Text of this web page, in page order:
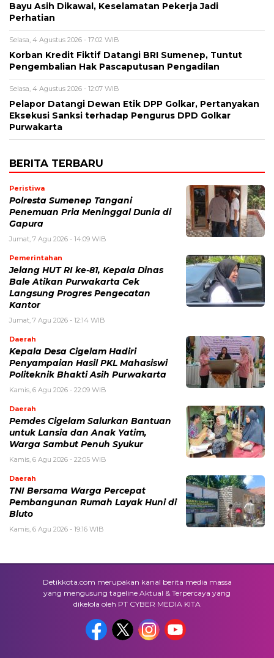
Bayu Asih Dikawal, Keselamatan Pekerja Jadi
Perhatian
Selasa, 4 Agustus 2026 - 17:02 WIB
Korban Kredit Fiktif Datangi BRI Sumenep, Tuntut
Pengembalian Hak Pascaputusan Pengadilan
Selasa, 4 Agustus 2026 - 12:07 WIB
Pelapor Datangi Dewan Etik DPP Golkar, Pertanyakan
Eksekusi Sanksi terhadap Pengurus DPD Golkar
Purwakarta
BERITA TERBARU
Peristiwa
Polresta Sumenep Tangani
Penemuan Pria Meninggal Dunia di
Gapura
Jumat, 7 Agu 2026 - 14:09 WIB
Pemerintahan
Jelang HUT RI ke-81, Kepala Dinas
Bale Atikan Purwakarta Cek
Langsung Progres Pengecatan
Kantor
Jumat, 7 Agu 2026 - 12:14 WIB
Daerah
Kepala Desa Cigelam Hadiri
Penyampaian Hasil PKL Mahasiswi
Politeknik Bhakti Asih Purwakarta
Kamis, 6 Agu 2026 - 22:09 WIB
Daerah
Pemdes Cigelam Salurkan Bantuan
untuk Lansia dan Anak Yatim,
Warga Sambut Penuh Syukur
Kamis, 6 Agu 2026 - 22:05 WIB
Daerah
TNI Bersama Warga Percepat
Pembangunan Rumah Layak Huni di
Bluto
Kamis, 6 Agu 2026 - 19:16 WIB
Detikkota.com merupakan kanal berita media massa
yang mengusung tageline Aktual & Terpercaya yang
dikelola oleh PT CYBER MEDIA KITA